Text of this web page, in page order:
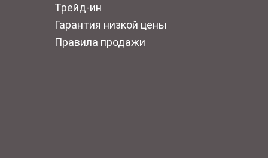
Трейд-ин
Гарантия низкой цены
Правила продажи